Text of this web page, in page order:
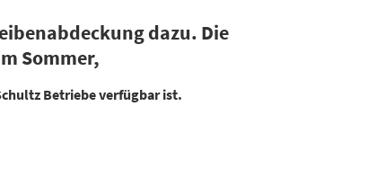
dazu. Die
Sommer,
Betriebe verfügbar ist.